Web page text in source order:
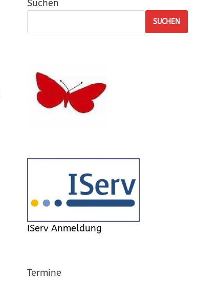
Suchen
SUCHEN
IServ Anmeldung
Termine